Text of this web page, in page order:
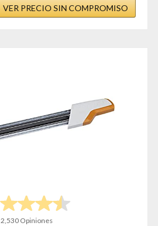
VER PRECIO SIN COMPROMISO
2,530 Opiniones